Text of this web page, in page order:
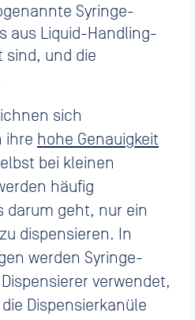
Syringe-
aus Liquid-Handling-
und die
sich
ihre hohe Genauigkeit
bei kleinen
häufig
darum geht, nur ein
dispensieren. In
werden Syringe-
verwendet,
Dispensierkanüle